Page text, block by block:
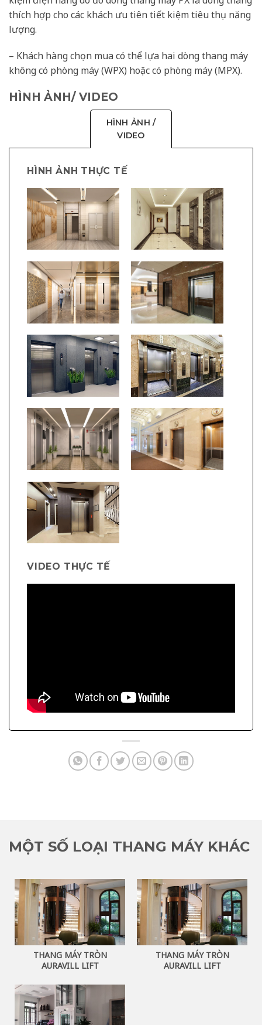
thích hợp cho các khách ưu tiên tiết kiệm tiêu thụ năng
lượng.
– Khách hàng chọn mua có thể lựa hai dòng thang máy
không có phòng máy (WPX) hoặc có phòng máy (MPX).
HÌNH ẢNH/ VIDEO
HÌNH ẢNH /
VIDEO
HÌNH ẢNH THỰC TẾ
VIDEO THỰC TẾ
MỘT SỐ LOẠI THANG MÁY KHÁC
THANG MÁY TRÒN
AURAVILL LIFT
THANG MÁY TRÒN
AURAVILL LIFT